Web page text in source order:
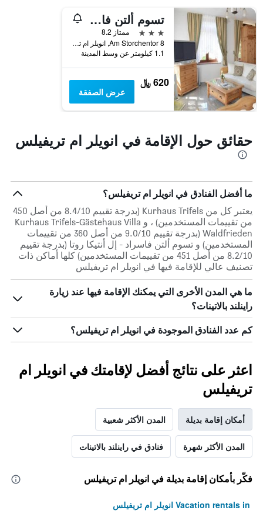
الأسبوع.
يتضمن
المخطط
التالي
1
محور
Y
الذي
يعرض
متوسط
غرفة
تسوم ألتن فاسراد - إل أنتيكا روتا
3 نجوم
ممتاز 8.2
Am Storchentor 8, انويلر ام تريفيلس, راينلند بالاتينات, ألمانيا
1.1 كيلومتر عن وسط المدينة
620 ﷼
عرض الصفقة
حقائق حول الإقامة في انويلر ام تريفيلس
ما أفضل الفنادق في انويلر ام تريفيلس؟
يعتبر كل من Kurhaus Trifels (بدرجة تقييم 8.4/10 من أصل 450
من تقييمات المستخدمين) ، و Kurhaus Trifels-Gästehaus Villa
Waldfrieden (بدرجة تقييم 9.0/10 من أصل 360 من تقييمات
المستخدمين) و تسوم ألتن فاسراد - إل أنتيكا روتا (بدرجة تقييم
8.2/10 من أصل 451 من تقييمات المستخدمين) كلها أماكن ذات
تصنيف عالي للإقامة فيها في انويلر ام تريفيلس
ما هي المدن الأخرى التي يمكنك الإقامة فيها عند زيارة
راينلند بالاتينات؟
كم عدد الفنادق الموجودة في انويلر ام تريفيلس؟
اعثر على نتائج أفضل لإقامتك في انويلر ام
تريفيلس
أمكان إقامة بديلة المدن الأكثر شعبية
المدن الأكثر شهرة فنادق في راينلند بالاتينات
فكّر بأمكان إقامة بديلة في انويلر ام تريفيلس
Vacation rentals in انويلر ام تريفيلس